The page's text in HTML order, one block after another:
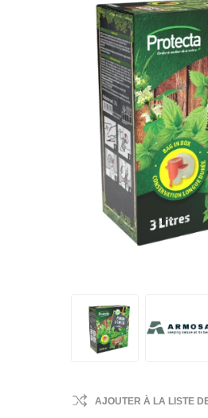
AJOUTER À LA LISTE